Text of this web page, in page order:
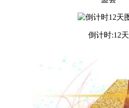
倒计时:12天